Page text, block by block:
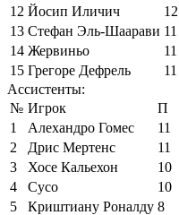
12 Йосип Иличич
12
13 Стефан Эль-Шаарави 11
14 Жервиньо
11
15 Грегоре Дефрель
11
Ассистенты:
№ Игрок
П
1
Алехандро Гомес
11
2
Дрис Мертенс
11
3
Хосе Кальехон
10
4
Сусо
10
5
Криштиану Роналду 8